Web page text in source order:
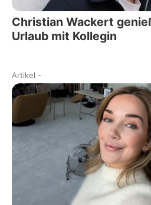
Christian Wackert
Urlaub mit Kollegin
Artikel -